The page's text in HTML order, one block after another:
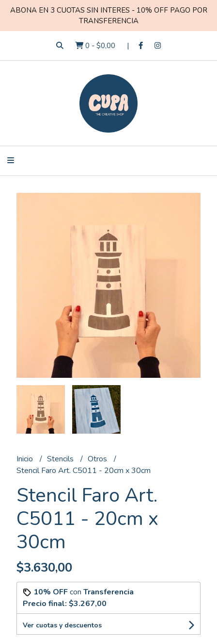
ABONA EN 3 CUOTAS SIN INTERES - 10% OFF PAGO POR
TRANSFERENCIA
0 - $0,00
Inicio Stencils
Otros
Stencil Faro Art. C5011 - 20cm x 30cm
Stencil Faro Art.
C5011 - 20cm x
30cm
$3.630,00
10% OFFcon Transferencia
Precio final: $3.267,00
Ver cuotas y descuentos